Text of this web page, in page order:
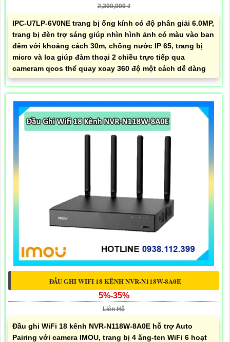
2,300,000 ₫
IPC-U7LP-6V0NE trang bị ống kính có độ phân giải 6.0MP,
trang bị đèn trợ sáng giúp nhìn hình ảnh có màu vào ban
đêm với khoảng cách 30m, chống nước IP 65, trang bị
micro và loa giúp đàm thoại 2 chiều trực tiếp qua
cameram qcos thể quay xoay 360 độ một cách dễ dàng
ĐẦU GHI WIFI 18 KÊNH NVR-N118W-8A0E
5%-35%
Liên Hệ
Đầu ghi WiFi 18 kênh NVR-N118W-8A0E hỗ trợ Auto
Pairing với camera IMOU, trang bị 4 ăng-ten WiFi 6 hoạt